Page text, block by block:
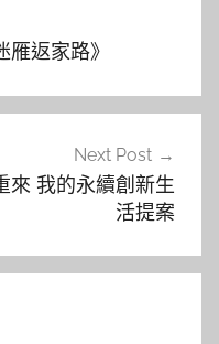
返家路》
Next Post
來 我的永續創新生
活提案